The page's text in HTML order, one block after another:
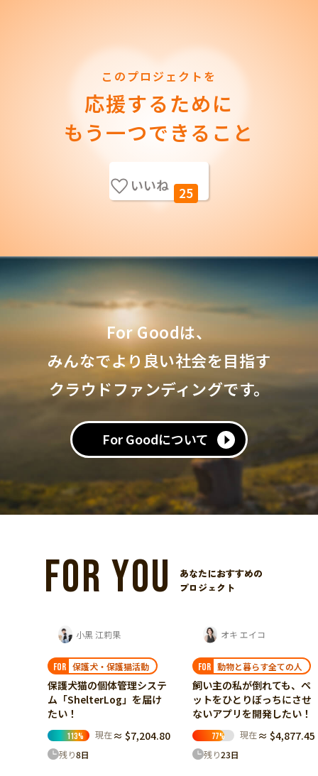
このプロジェクトを
応援するために
もう一つできること
いいね 25
For Goodは、
みんなでより良い社会を目指す
クラウドファンディングです。
For Goodについて
FOR YOU
あなたにおすすめの
プロジェクト
オキ エイコ
FOR 動物と暮らす全ての人
飼い主の私が倒れても、ペ
ットをひとりぼっちにさせ
ないアプリを開発したい！
77% 現在 ≈ $4,877.45
残り23日
FOR 野生動物保護
森に還る日を多くのオラン
ウータンに。ボルネオの
「卒業生」たちの野生復帰
を支えたい
現在 ≈ $1,112.32
残り 37 日